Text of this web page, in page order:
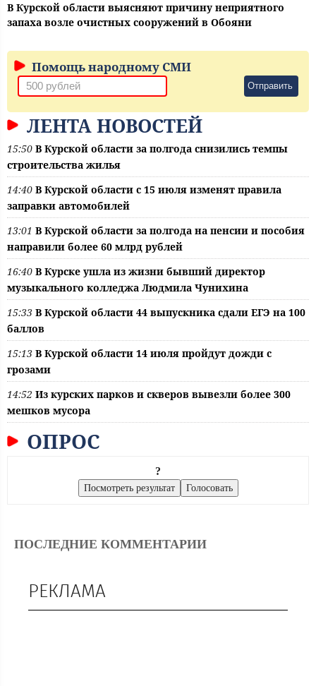
В Курской области выясняют причину неприятного
запаха возле очистных сооружений в Обояни
Помощь народному СМИ
Отправить
ЛЕНТА НОВОСТЕЙ
15:50 В Курской области за полгода снизились темпы
строительства жилья
14:40 В Курской области с 15 июля изменят правила
заправки автомобилей
13:01 В Курской области за полгода на пенсии и пособия
направили более 60 млрд рублей
16:40 В Курске ушла из жизни бывший директор
музыкального колледжа Людмила Чунихина
15:33 В Курской области 44 выпускника сдали ЕГЭ на 100
баллов
15:13 В Курской области 14 июля пройдут дожди с
грозами
14:52 Из курских парков и скверов вывезли более 300
мешков мусора
ОПРОС
?
ПОСЛЕДНИЕ КОММЕНТАРИИ
РЕКЛАМА